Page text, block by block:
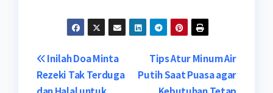
Navigasi
pos
Tips Atur Minum Air
Putih Saat Puasa agar
Inilah Doa Minta
Rezeki Tak Terduga